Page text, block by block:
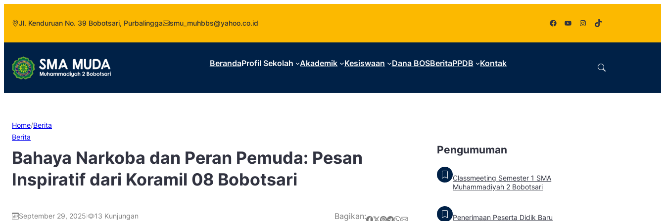
Jl. Kenduruan No. 39 Bobotsari, Purbalingga smu_muhbbs@yahoo.co.id Facebook YouTube Instagram TikTok
BerandaProfil Sekolah Akademik Kesiswaan Dana BOSBeritaPPDB Kontak
Home/Berita
Berita
Bahaya Narkoba dan Peran Pemuda: Pesan
Inspiratif dari Koramil 08 Bobotsari
September 29, 2025 13 Kunjungan Bagikan: Share on Facebook Share on X Share on Pinterest Share on TelegramShare on WhatsApp Share on Email
Pengumuman
Classmeeting Semester 1 SMA
Muhammadiyah 2 Bobotsari
Penerimaan Peserta Didik Baru